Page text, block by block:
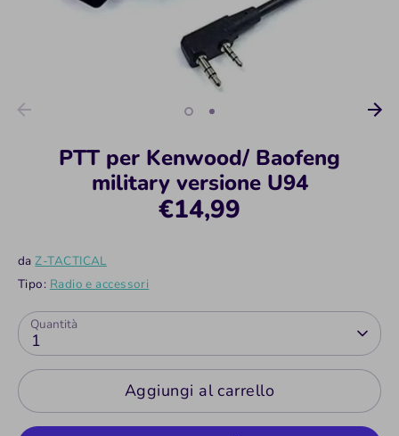
PTT per Kenwood/ Baofeng
military versione U94
€14,99
daZ-TACTICAL
Tipo: Radio e accessori
Quantità
1
Aggiungi al carrello